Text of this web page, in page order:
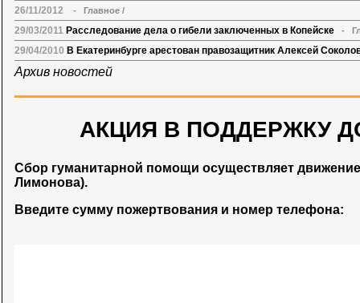
26/11/2012 - Главное /
29/03/2011 Расследование дела о гибели заключенных в Копейске -
29/04/2010 В Екатеринбурге арестован правозащитник Алексей
Архив новостей
АКЦИЯ В ПОДДЕРЖКУ
Сбор гуманитарной помощи осуществляет
Лимонова).
Введите сумму пожертвования и номер телефона: